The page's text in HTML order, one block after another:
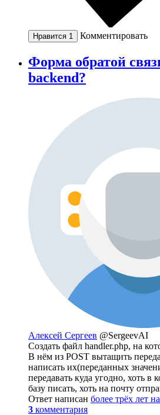
Нравится 1 Комментировать
Форма обратой
backend?
Алексей Сергеев @SergeevAI
Создать файл handler.php, на
В нём из POST вытащить
написать их(переданных
передавать куда угодно, хоть в
базу писать, хоть на почту
Ответ написан более трёх лет
3 комментария